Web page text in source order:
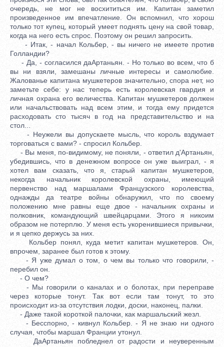
очередь, не мог не восхититься им. Капитан заметил
произведенное им впечатление. Он вспомнил, что хорош
только тот купец, который умеет поднять цену на свой товар,
когда на него есть спрос. Поэтому он решил запросить.
- Итак, - начал Кольбер, - вы ничего не имеете против
Голландии?
- Да, - согласился даАртаньян. - Но только во всем, что б
вы ни взяли, замешаны личные интересы и самолюбие.
Жалованье капитана мушкетеров значительно, спора нет, но
заметьте себе: у нас теперь есть королевская гвардия и
личная охрана его величества. Капитан мушкетеров должен
или начальствовать над всем этим, и тогда ему придется
расходовать сто тысяч в год на представительство и на
стол...
- Неужели вы допускаете мысль, что король вздумает
торговаться с вами? - спросил Кольбер.
- Вы меня, по-видимому, не поняли, - ответил д'Артаньян,
убедившись, что в денежном вопросе он уже выиграл, - я
хотел вам сказать, что я, старый капитан мушкетеров,
некогда начальник королевской охраны, имеющий
первенство над маршалами Французского королевства,
однажды да театре войны обнаружил, что по своему
положению мне равны еще двое - начальник охраны и
полковник, командующий швейцарцами. Этого я никоим
образом не потерплю. У меня есть укоренившиеся привычки,
и я цепко держусь за них.
Кольбер понял, куда метит капитан мушкетеров. Он,
впрочем, заранее был готов к этому.
- Я уже думал о том, о чем вы только что говорили, -
перебил он.
- О чем?
- Мы говорили о каналах и о болотах, при переправе
через которые тонут. Так вот если там тонут, то это
происходит из-за отсутствия лодки, доски, наконец, палки.
- Даже такой короткой палочки, как маршальский жезл.
- Бесспорно, - кивнул Кольбер. - Я не знаю ни одного
случая, чтобы маршал Франции утонул.
ДаАртаньян побледнел от радости и неуверенным